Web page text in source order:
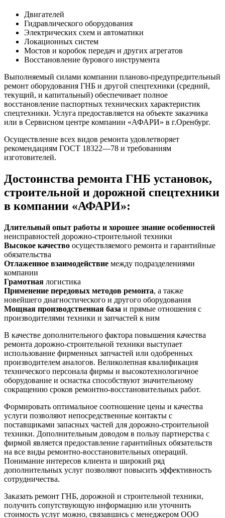
Двигателей
Гидравлического оборудования
Электрических схем и автоматики
Локационных систем
Мостов и коробок передач и других агрегатов
Восстановление бурового инструмента
Выполняемый силами компании планово-предупредительный
ремонт оборудования ГНБ и другой спецтехники (средний,
текущий, и капитальный) обеспечивает полное
восстановление паспортных технических характеристик
спецтехники. Услуга предоставляется на объекте заказчика
или в Сервисном центре компании «АФАРИ» в г.Оренбург.
Осуществление всех видов ремонта удовлетворяет
рекомендациям ГОСТ 18322—78 и требованиям
изготовителей.
Достоинства ремонта ГНБ установок,
строительной и дорожной спецтехники
в компании «АФАРИ»:
Длительный опыт работы и хорошее знание особенностей
неисправностей дорожно-строительной техники
Высокое качество осуществляемого ремонта и гарантийные
обязательства
Отлаженное взаимодействие между подразделениями
компании
Грамотная логистика
Применение передовых методов ремонта, а также
новейшего диагностического и другого оборудования
Мощная производственная база и прямые отношения с
производителями техники и запчастей к ним
В качестве дополнительного фактора повышения качества
ремонта дорожно-строительной техники выступает
использование фирменных запчастей или одобренных
производителем аналогов. Великолепная квалификация
технического персонала фирмы и высокотехнологичное
оборудование и оснастка способствуют значительному
сокращению сроков ремонтно-восстановительных работ.
Формировать оптимальное соотношение цены и качества
услуги позволяют непосредственные контакты с
поставщиками запасных частей для дорожно-строительной
техники. Дополнительным доводом в пользу партнерства с
фирмой является предоставление гарантийных обязательств
на все виды ремонтно-восстановительных операций.
Понимание интересов клиента и широкий ряд
дополнительных услуг позволяют повысить эффективность
сотрудничества.
Заказать ремонт ГНБ, дорожной и строительной техники,
получить сопутствующую информацию или уточнить
стоимость услуг можно, связавшись с менеджером ООО